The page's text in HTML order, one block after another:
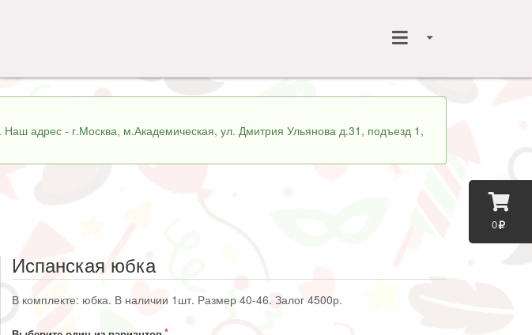
0
адрес - г.Москва, м.Академическая, ул. Дмитрия Ульянова д.31, подъезд 1,
Испанская юбка
В комплекте: юбка. В наличии 1шт. Размер 40-46. Залог 4500р.